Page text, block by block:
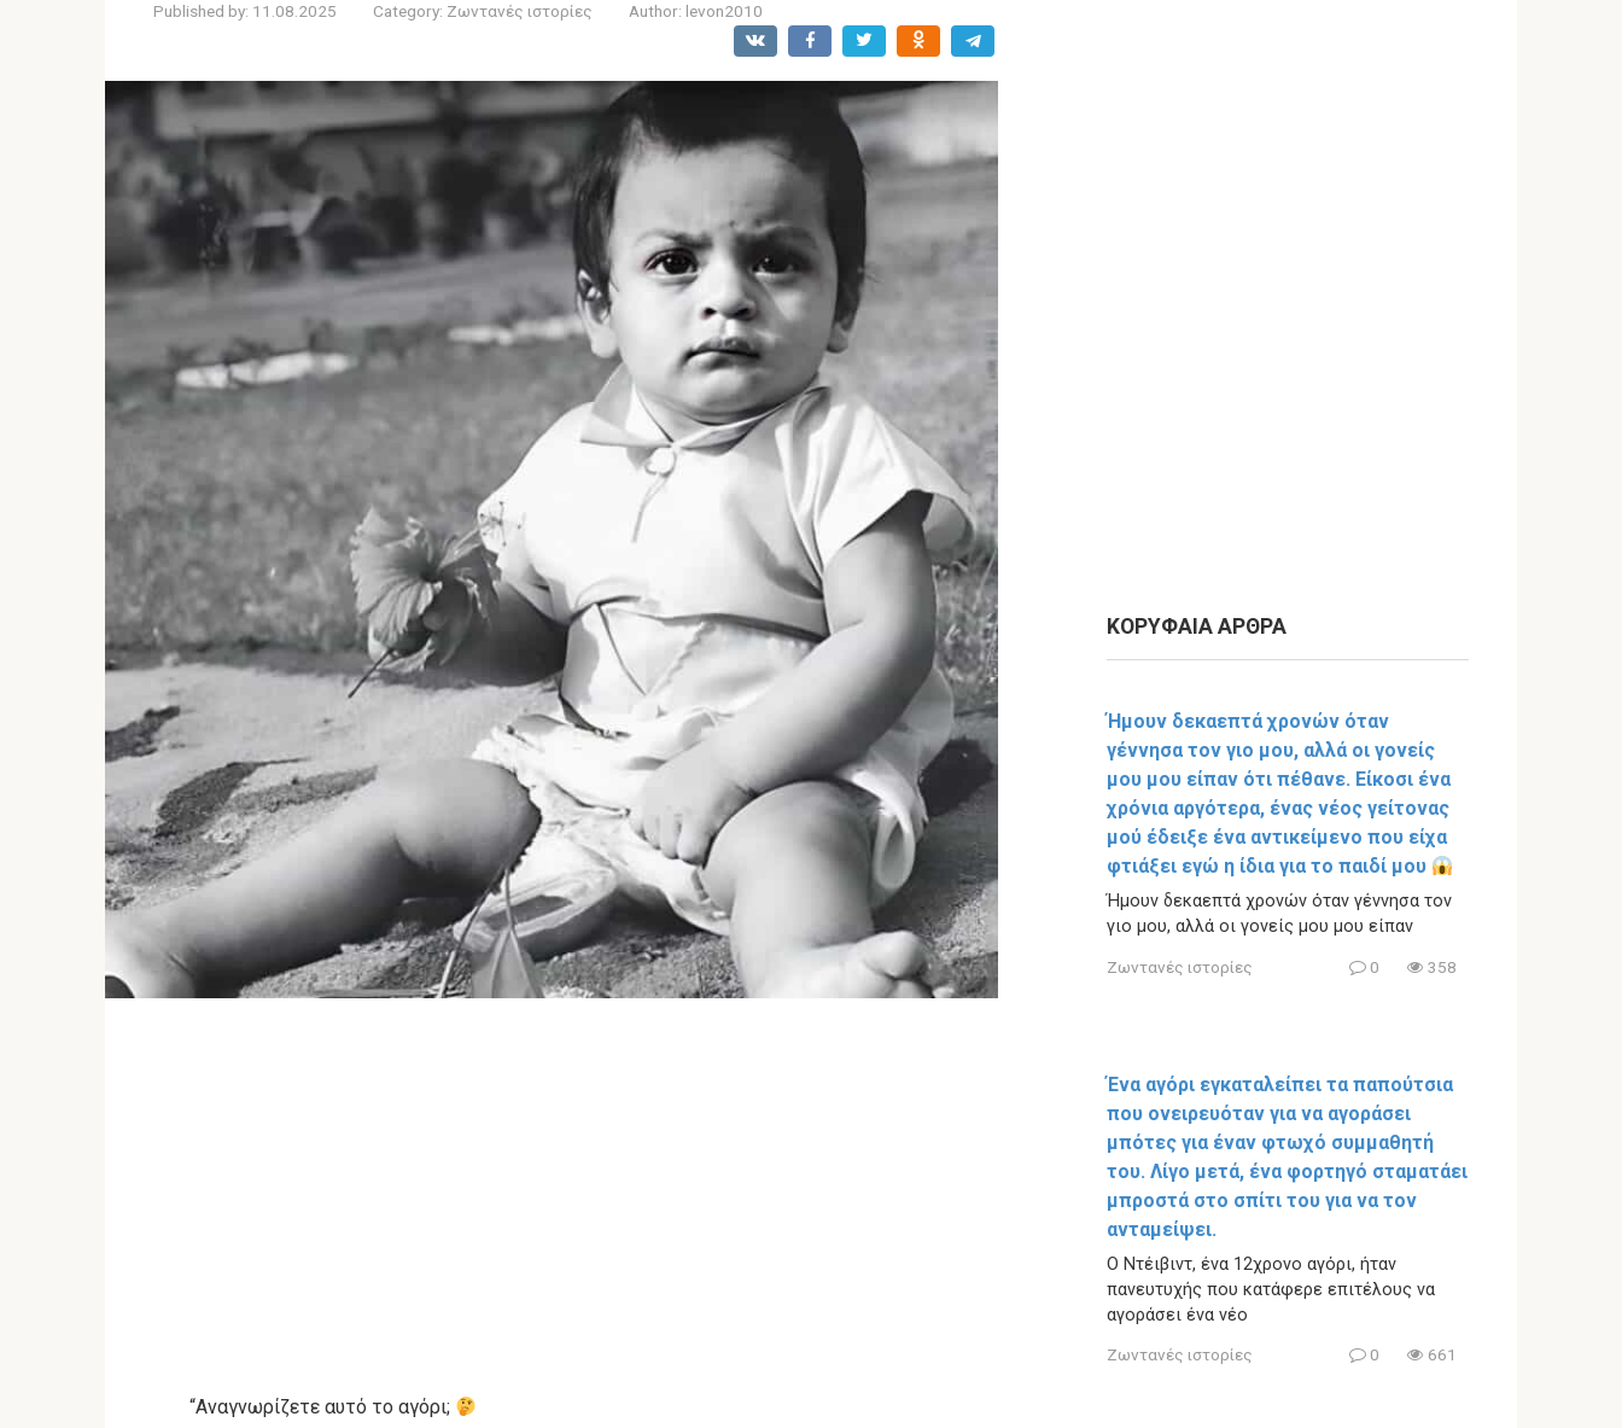
Published by: 11.08.2025 Category: Ζωντανές ιστορίες Author: levon2010
“Αναγνωρίζετε αυτό το αγόρι;
ΚΟΡΥΦΑΙΑ ΑΡΘΡΑ
Ήμουν δεκαεπτά χρονών όταν
γέννησα τον γιο μου, αλλά οι γονείς
μου μου είπαν ότι πέθανε. Είκοσι ένα
χρόνια αργότερα, ένας νέος γείτονας
μού έδειξε ένα αντικείμενο που είχα
φτιάξει εγώ η ίδια για το παιδί μου
Ήμουν δεκαεπτά χρονών όταν γέννησα τον
γιο μου, αλλά οι γονείς μου μου είπαν
Ζωντανές ιστορίες 0 358
Ένα αγόρι εγκαταλείπει τα παπούτσια
που ονειρευόταν για να αγοράσει
μπότες για έναν φτωχό συμμαθητή
του. Λίγο μετά, ένα φορτηγό σταματάει
μπροστά στο σπίτι του για να τον
ανταμείψει.
Ο Ντέιβιντ, ένα 12χρονο αγόρι, ήταν
πανευτυχής που κατάφερε επιτέλους να
αγοράσει ένα νέο
Ζωντανές ιστορίες 0 661